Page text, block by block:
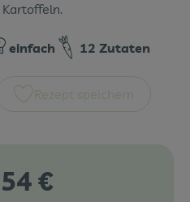
einfach 12 Zutaten
Rezept speichern
€